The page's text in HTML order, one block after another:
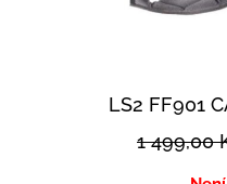
LS2 FF901
1 499,00